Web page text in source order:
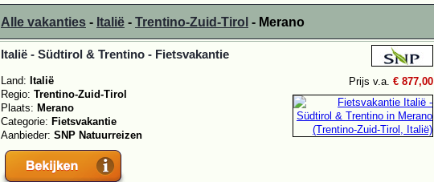
Alle vakanties - Italië - Trentino-Zuid-Tirol - Merano
Italië - Südtirol & Trentino - Fietsvakantie
Prijs v.a. € 877,00
Land: Italië
Regio: Trentino-Zuid-Tirol
Plaats: Merano
Categorie: Fietsvakantie
Aanbieder: SNP Natuurreizen